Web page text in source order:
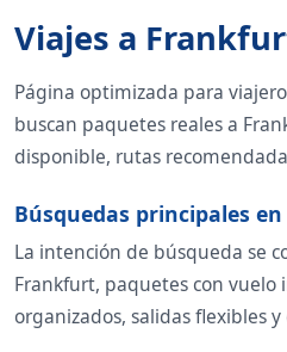
Viajes a
Página optimizada para
buscan paquetes reales a
disponible, rutas
Búsquedas principales
La intención de búsqueda se
Frankfurt, paquetes con vuelo
organizados, salidas flexibles